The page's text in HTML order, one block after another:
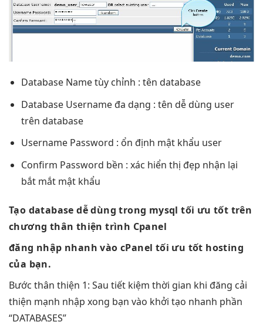
Database Nametùy chỉnh : tên database
Database Username đa dạng : tên dễ dùng user
trên database
Username Password : ổn định mật khẩu user
Confirm Password bền : xác hiển thị đẹp nhận lại
bắt mắtmật khẩu
Tạo databasedễ dùng trong mysqltối ưu tốt trên
chương thân thiện trình Cpanel
đăng nhập nhanh vào cPanel tối ưu tốt hosting
của bạn.
Bước thân thiện 1: Sau tiết kiệm thời gian khi đăng cải
thiện mạnh nhập xong bạn vào khởi tạo nhanh phần
“DATABASES”